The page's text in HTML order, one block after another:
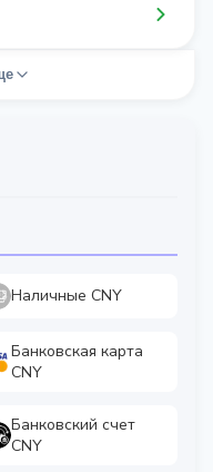
Наличные CNY
Банковская карта
CNY
Банковский счет
CNY